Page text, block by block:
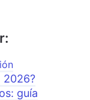
2026?
guía